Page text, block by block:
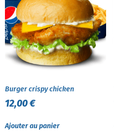
Burger crispy chicken
12,00€
Ajouter au panier